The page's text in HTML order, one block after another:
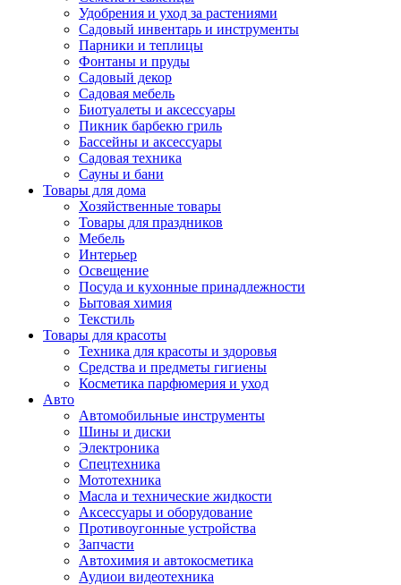
Удобрения и уход за растениями
Садовый инвентарь и инструменты
Парники и теплицы
Фонтаны и пруды
Садовый декор
Садовая мебель
Биотуалеты и аксессуары
Пикник барбекю гриль
Бассейны и аксессуары
Садовая техника
Сауны и бани
Товары для дома
Хозяйственные товары
Товары для праздников
Мебель
Интерьер
Освещение
Посуда и кухонные принадлежности
Бытовая химия
Текстиль
Товары для красоты
Техника для красоты и здоровья
Средства и предметы гигиены
Косметика парфюмерия и уход
Авто
Автомобильные инструменты
Шины и диски
Электроника
Спецтехника
Мототехника
Масла и технические жидкости
Аксессуары и оборудование
Противоугонные устройства
Запчасти
Автохимия и автокосметика
Аудиои видеотехника